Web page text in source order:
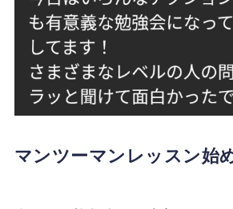
マンツーマンレッスン始